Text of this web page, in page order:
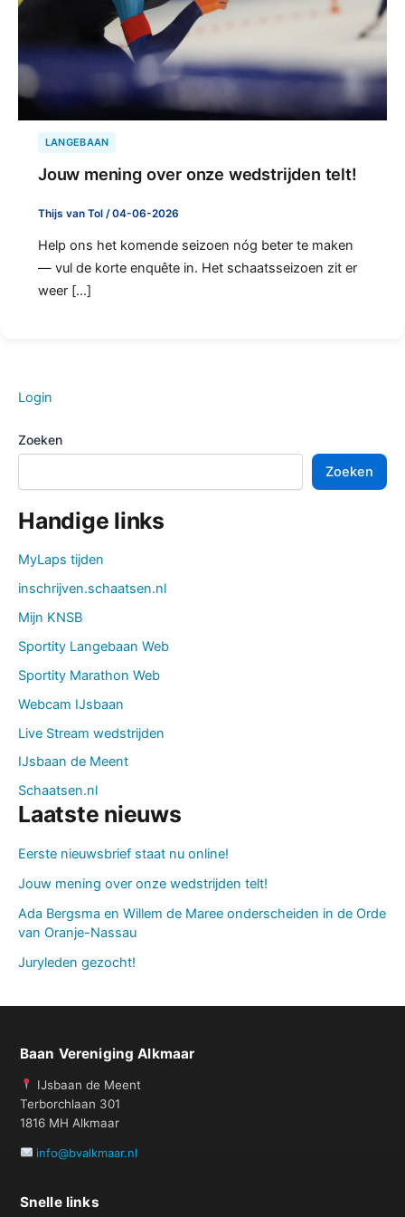
LANGEBAAN
Jouw mening over onze wedstrijden telt!
Thijs van Tol /04-06-2026
Help ons het komende seizoen nóg beter te maken
— vul de korte enquête in. Het schaatsseizoen zit er
weer […]
Login
Zoeken
Zoeken
Handige links
MyLaps tijden
inschrijven.schaatsen.nl
Mijn KNSB
Sportity Langebaan Web
Sportity Marathon Web
Webcam IJsbaan
Live Stream wedstrijden
IJsbaan de Meent
Schaatsen.nl
Laatste nieuws
Eerste nieuwsbrief staat nu online!
Jouw mening over onze wedstrijden telt!
Ada Bergsma en Willem de Maree onderscheiden in de Orde
van Oranje-Nassau
Juryleden gezocht!
Baan Vereniging Alkmaar
IJsbaan de Meent
Terborchlaan 301
1816 MH Alkmaar
info@bvalkmaar.nl
Snelle links